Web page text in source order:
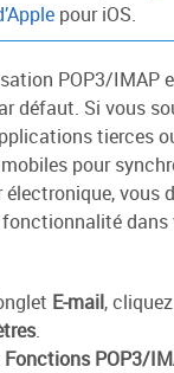
pour iOS.
POP3/IMAP
défaut. Si vous
tierces
pour
vous
dans
E-mail,
.
Fonctions POP3/